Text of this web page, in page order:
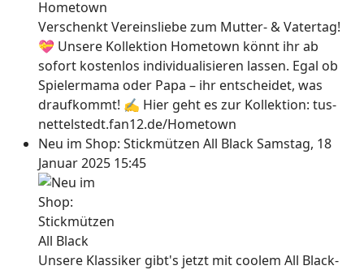
Verschenkt Vereinsliebe zum Mutter- & Vatertag!
💝 Unsere Kollektion Hometown könnt ihr ab
sofort kostenlos individualisieren lassen. Egal ob
Spielermama oder Papa – ihr entscheidet, was
draufkommt! ✍ Hier geht es zur Kollektion: tus-
nettelstedt.fan12.de/Hometown
Neu im Shop: Stickmützen All BlackSamstag, 18
Januar 2025 15:45
Unsere Klassiker gibt's jetzt mit coolem All Black-